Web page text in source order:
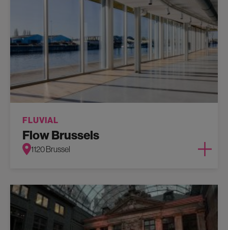
FLUVIAL
Flow Brussels
1120 Brussel